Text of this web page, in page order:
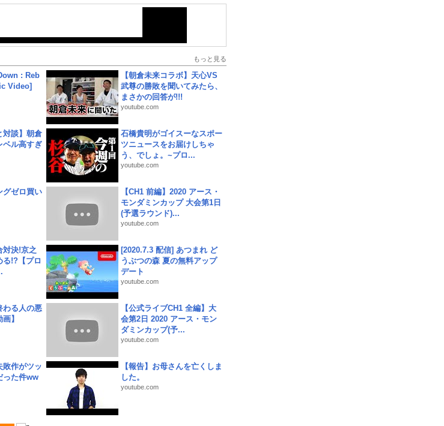
もっと見る
: Reb
Video]
【朝倉未来コラボ】天心VS
武尊の勝敗を聞いてみたら、
まさかの回答が!!!
youtube.com
対談】朝倉
ベル高すぎ
石橋貴明がゴイスーなスポー
ツニュースをお届けしちゃ
う、でしょ。~プロ...
youtube.com
グゼロ買い
【CH1 前編】2020 アース・
モンダミンカップ 大会第1日
(予選ラウンド)...
youtube.com
対決!京之
る!?【プロ
[2020.7.3 配信] あつまれ ど
うぶつの森 夏の無料アップ
デート
youtube.com
わる人の悪
】
【公式ライブCH1 全編】大
会第2日 2020 アース・モン
ダミンカップ(予...
youtube.com
敗作がツッ
った件ww
【報告】お母さんを亡くしま
した。
youtube.com